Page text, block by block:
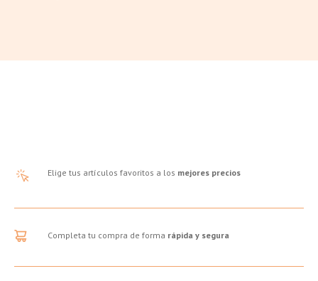
Elige tus artículos favoritos a los mejores precios
Completa tu compra de forma rápida y segura